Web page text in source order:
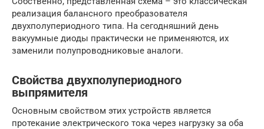
реализация балансного преобразователя
двухполупериодного типа. На сегодняшний день
вакуумные диоды практически не применяются, их
заменили полупроводниковые аналоги.
Свойства двухполупериодного
выпрямителя
Основным свойством этих устройств является
протекание электрического тока через нагрузку за оба